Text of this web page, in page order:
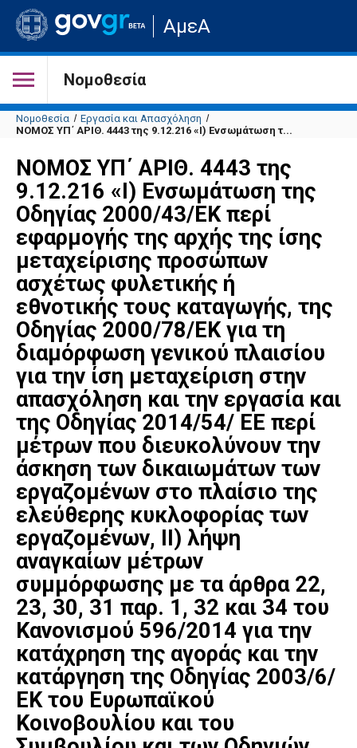
Μετάβαση
στην
σελίδα
του
ΑμεΑ
Νομοθεσία
Νομοθεσία
Εργασία και Απασχόληση
ΝΟΜΟΣ ΥΠ΄ ΑΡΙΘ. 4443 της 9.12.216 «Ι) Ενσωμάτωση τ...
ΝΟΜΟΣ ΥΠ΄ ΑΡΙΘ. 4443 της
9.12.216 «Ι) Ενσωμάτωση της
Οδηγίας 2000/43/ΕΚ περί
εφαρμογής της αρχής της ίσης
μεταχείρισης προσώπων
ασχέτως φυλετικής ή
εθνοτικής τους καταγωγής, της
Οδηγίας 2000/78/ΕΚ για τη
διαμόρφωση γενικού πλαισίου
για την ίση μεταχείριση στην
απασχόληση και την εργασία και
της Οδηγίας 2014/54/ ΕΕ περί
μέτρων που διευκολύνουν την
άσκηση των δικαιωμάτων των
εργαζομένων στο πλαίσιο της
ελεύθερης κυκλοφορίας των
εργαζομένων, II) λήψη
αναγκαίων μέτρων
συμμόρφωσης με τα άρθρα 22,
23, 30, 31 παρ. 1, 32 και 34 του
Κανονισμού 596/2014 για την
κατάχρηση της αγοράς και την
κατάργηση της Οδηγίας 2003/6/
ΕΚ του Ευρωπαϊκού
Κοινοβουλίου και του